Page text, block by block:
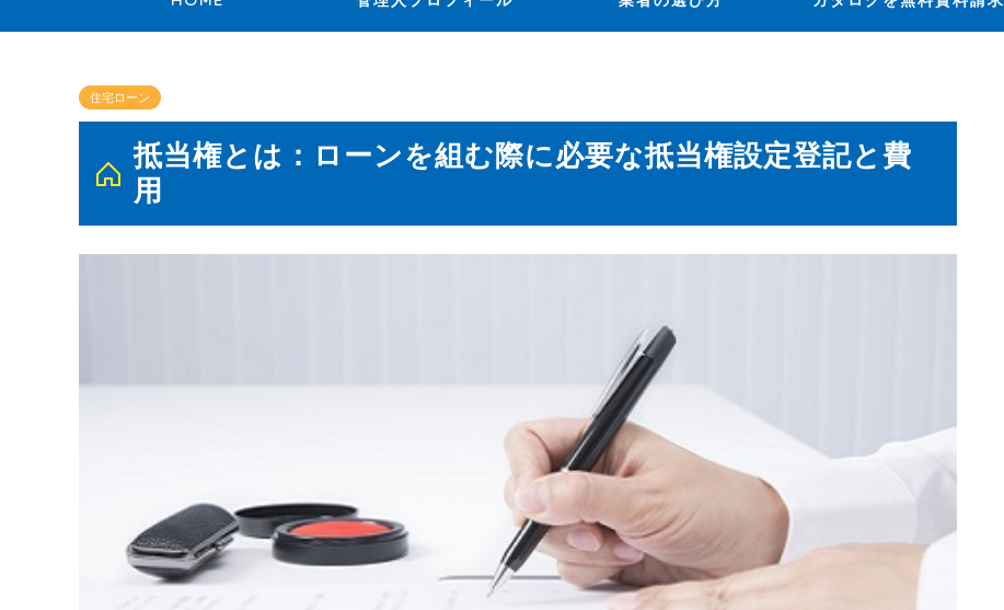
住宅ローン
抵当権とは：ローンを組む際に必要な抵当権設定登記と費
用